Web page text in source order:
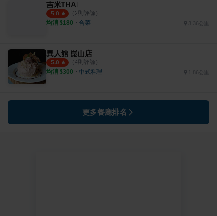
吉米THAI
5.0 （ 2則評論）
均消 $180 ・ 合菜
異人館 崑山店
5.0 （ 4則評論）
均消 $300 ・ 中式料理
更多餐廳排名